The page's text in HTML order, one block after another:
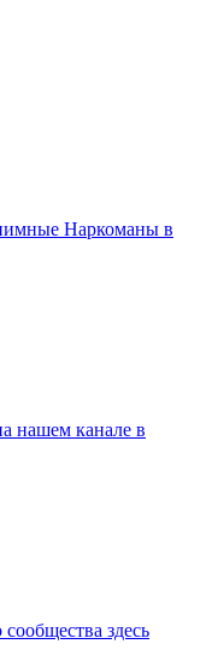
Наркоманы в
нашем канале в
здесь